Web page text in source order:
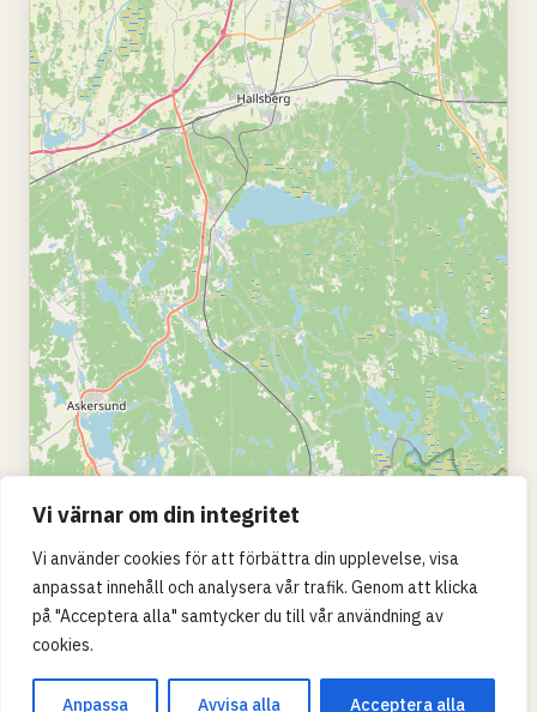
Vi värnar om din integritet
Vi använder cookies för att förbättra din upplevelse, visa
anpassat innehåll och analysera vår trafik. Genom att klicka
på "Acceptera alla" samtycker du till vår användning av
cookies.
Anpassa Avvisa alla Acceptera alla